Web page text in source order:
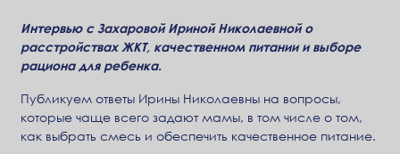
Интервью с Захаровой Ириной Николаевной о
расстройствах ЖКТ, качественном питании и выборе
рациона для ребенка.
Публикуем ответы Ирины Николаевны на вопросы,
которые чаще всего задают мамы, в том числе о том,
как выбрать смесь и обеспечить качественное питание.